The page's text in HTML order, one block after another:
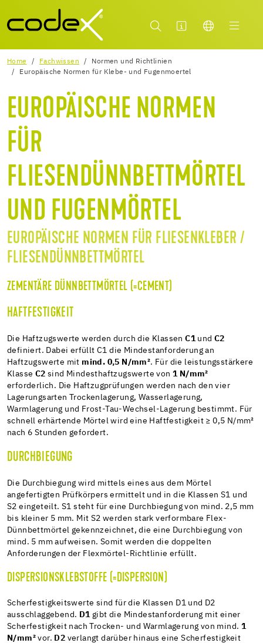
Home Fachwissen
Normen und Richtlinien
Europäische Normen für Klebe- und Fugenmoertel
EUROPÄISCHE NORMEN
FÜR
FLIESENDÜNNBETTMÖRTEL
UND FUGENMÖRTEL
EUROPÄISCHE NORMEN FÜR FLIESENKLEBER /
FLIESENDÜNNBETTMÖRTEL
ZEMENTÄRE DÜNNBETTMÖRTEL (=CEMENT)
HAFTFESTIGKEIT
Die Haftzugswerte werden durch die KlassenC1 undC2
definiert. Dabei erfüllt C1 die Mindestanforderung an
Haftzugswerte mit mind. 0,5 N/mm². Für die leistungsstärkere
Klasse C2sind Mindesthaftzugswerte von1 N/mm²
erforderlich. Die Haftzugprüfungen werden nach den vier
Lagerungsarten Trockenlagerung, Wasserlagerung,
Warmlagerung und Frost-Tau-Wechsel-Lagerung bestimmt. Für
schnell erhärtende Mörtel wird eine Haftfestigkeit ≥ 0,5 N/mm²
nach 6 Stunden gefordert.
DURCHBIEGUNG
Die Durchbiegung wird mittels eines aus dem Mörtel
angefertigten Prüfkörpers ermittelt und in die Klassen S1 und
S2 eingeteilt. S1 steht für eine Durchbiegung von mind. 2,5 mm
bis kleiner 5 mm. Mit S2 werden stark verformbare Flex-
Dünnbettmörtel gekennzeichnet, die eine Durchbiegung von
mind. 5 mm aufweisen. Somit werden die doppelten
Anforderungen der Flexmörtel-Richtlinie erfüllt.
DISPERSIONSKLEBSTOFFE (=DISPERSION)
Scherfestigkeitswerte sind für die Klassen D1 und D2
ausschlaggebend. D1
gibt die Mindestanforderung mit einer
Scherfestigkeit nach Trocken- und Warmlagerung von mind. 1
N/mm² vor. D2 verlangt darüber hinaus eine Scherfestigkeit